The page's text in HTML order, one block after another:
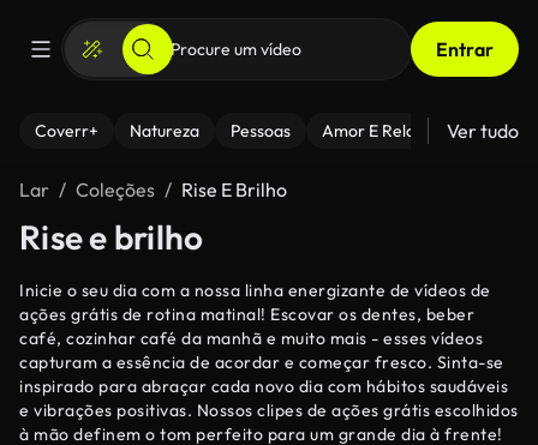
Entrar
Coverr+ Natureza Pessoas Amor E Relacionamentos
Ver tudo
Lar Coleções Rise E Brilho
Rise e brilho
Inicie o seu dia com a nossa linha energizante de vídeos de
ações grátis de rotina matinal! Escovar os dentes, beber
café, cozinhar café da manhã e muito mais - esses vídeos
capturam a essência de acordar e começar fresco. Sinta-se
inspirado para abraçar cada novo dia com hábitos saudáveis
e vibrações positivas. Nossos clipes de ações grátis escolhidos
à mão definem o tom perfeito para um grande dia à frente!